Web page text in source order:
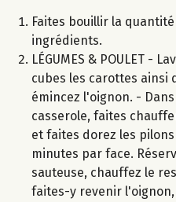
Faites bouillir la
ingrédients.
LÉGUMES & POULET -
cubes les carottes ainsi
émincez l'oignon. -
casserole, faites
et faites dorez les
minutes par face.
sauteuse, chauffez le
faites-y revenir